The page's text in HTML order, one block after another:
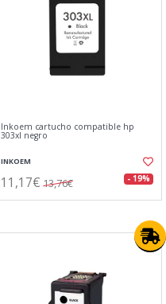
Inkoem cartucho compatible hp
303xl negro
INKOEM
11,17€ 13,76€ - 19%